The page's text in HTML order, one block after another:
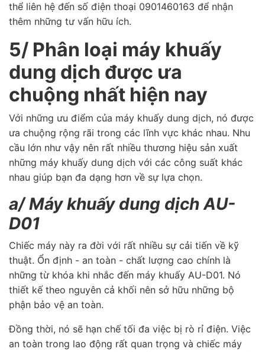
thể liên hệ đến số điện thoại 0901460163 để nhận
thêm những tư vấn hữu ích.
5/ Phân loại máy khuấy
dung dịch được ưa
chuộng nhất hiện nay
Với những ưu điểm của máy khuấy dung dịch, nó được
ưa chuộng rộng rãi trong các lĩnh vực khác nhau. Nhu
cầu lớn như vậy nên rất nhiều thương hiệu sản xuất
những máy khuấy dung dịch với các công suất khác
nhau giúp bạn đa dạng hơn về sự lựa chọn.
a/ Máy khuấy dung dịch AU-
D01
Chiếc máy này ra đời với rất nhiều sự cải tiến về kỹ
thuật. Ổn định - an toàn - chất lượng cao chính là
những từ khóa khi nhắc đến máy khuấy AU-D01. Nó
thiết kế theo nguyên cả khối nên sở hữu những bộ
phận bảo vệ an toàn.
Đồng thời, nó sẽ hạn chế tối đa việc bị rò rỉ điện. Việc
an toàn trong lao động rất quan trọng và chiếc máy